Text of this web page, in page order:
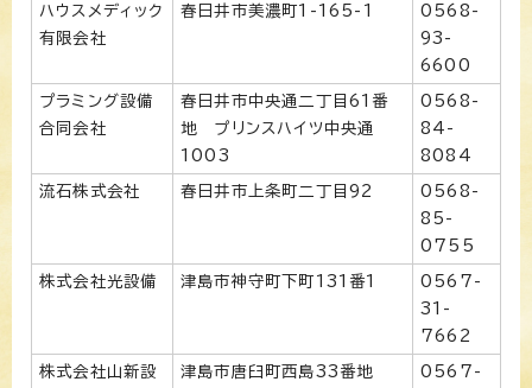
ハウスメディック
有限会社
春日井市美濃町1-165-1
0568-
93-
6600
プラミング設備
合同会社
春日井市中央通二丁目61番
地 プリンスハイツ中央通
1003
0568-
84-
8084
流石株式会社 春日井市上条町二丁目92
0568-
85-
0755
株式会社光設備 津島市神守町下町131番1
0567-
31-
7662
株式会社山新設
津島市唐臼町西島33番地
0567-